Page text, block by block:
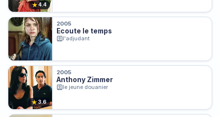
★4.4
2005
Ecoute le temps
l'adjudant
★3.6
2005
Anthony Zimmer
le jeune douanier